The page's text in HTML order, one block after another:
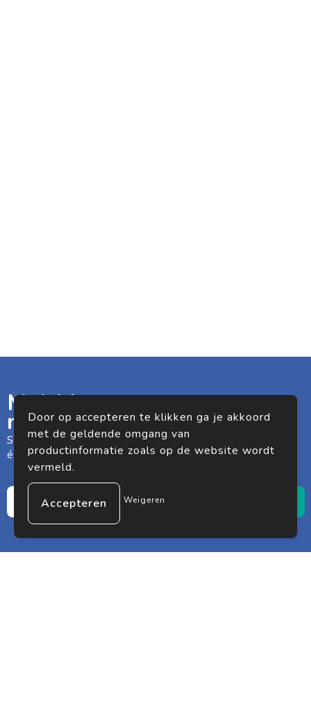
Meld je aan voor onze
nieuwsbrief
Schrijf je in voor onze nieuwsbrief en mis nooit meer
één van onze leuke aanbiedingen of updates.
Door op accepteren te klikken ga je akkoord
met de geldende omgang van
productinformatie zoals op de website wordt
vermeld.
Weigeren